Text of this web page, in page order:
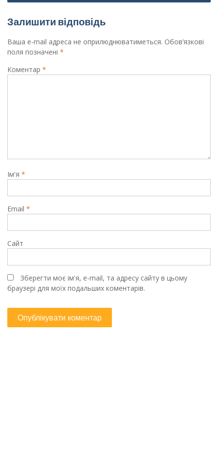
Залишити відповідь
Ваша e-mail адреса не оприлюднюватиметься. Обов’язкові
поля позначені *
Коментар *
Ім'я *
Email *
Сайт
Зберегти моє ім'я, e-mail, та адресу сайту в цьому
браузері для моїх подальших коментарів.